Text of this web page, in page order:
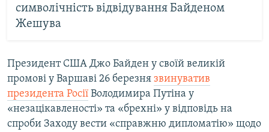
символічність відвідування Байденом
Жешува
Президент США Джо Байден у своїй великій
промові у Варшаві 26 березня звинуватив
президента Росії Володимира Путіна у
«незацікавленості» та «брехні» у відповідь на
спроби Заходу вести «справжню дипломатію» щодо